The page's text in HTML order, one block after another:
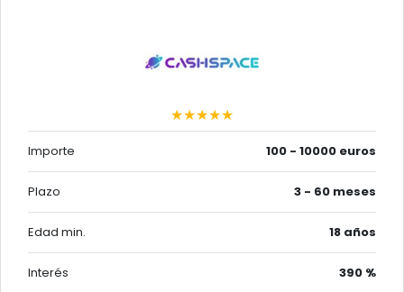
★★★★★
Importe 100 - 10000 euros
Plazo 3 - 60 meses
Edad min. 18 años
Interés 390 %